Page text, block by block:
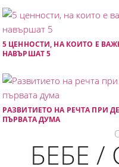
5 ЦЕННОСТИ, НА КОИТО Е
НАВЪРШАТ 5
РАЗВИТИЕТО НА РЕЧТА ПРИ
ПЪРВАТА ДУМА
БЕБЕ